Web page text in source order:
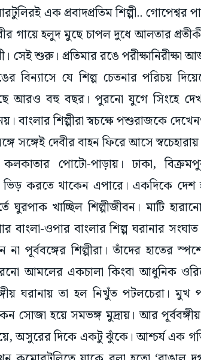
গায়ে হলুদ মুছে চাপল দুধে আলতার
সেই শুরু। প্রতিমার রঙে পরীক্ষানিরীক্ষা
যে শিল্প চেতনার পরিচয়
আরও বহু বছর। পুরনো যুগে সিংহে
বাংলার শিল্পীরা স্বচক্ষে পশুরাজকে
সঙ্গেই দেবীর বাহন ফিরে আসে
পোটো-পাড়ায়। ঢাকা,
ভিড় করতে থাকেন এপারে। একদিকে দেশ
খাচ্ছিল শিল্পীজীবন। মাটি
বাংলা-ওপার বাংলার শিল্প ঘরানার
না পূর্ববঙ্গের শিল্পীরা। তাঁদের হাতের
আমলের একচালা কিংবা আধুনিক
ঘরানায় তা হল নিখুঁত পটলচেরা। মুখ
সোজা হয়ে সমভঙ্গ মুদ্রায়। আর
অসুরের দিকে একটু ঝুঁকে। আশ্চর্য এক
যাকে বলা হতো ‘বাঙাল